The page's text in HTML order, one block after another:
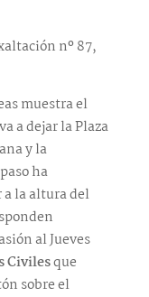
nº 87,
muestra el
a dejar la Plaza
y la
ha
a la altura del
al Jueves
Civilesque
sobre el